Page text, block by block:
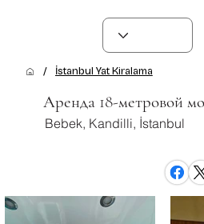
/ İstanbul Yat Kiralama
Аренда 18-метровой
Bebek, Kandilli, İstanbul